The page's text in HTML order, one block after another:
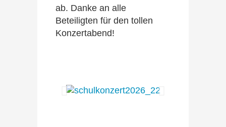
ab. Danke an alle
Beteiligten für den tollen
Konzertabend!